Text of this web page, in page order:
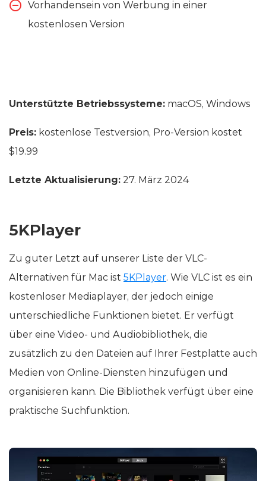
Vorhandensein von Werbung in einer
kostenlosen Version
Unterstützte Betriebssysteme: macOS, Windows
Preis: kostenlose Testversion, Pro-Version kostet
$19.99
Letzte Aktualisierung: 27. März 2024
5KPlayer
Zu guter Letzt auf unserer Liste der VLC-
Alternativen für Mac ist 5KPlayer. Wie VLC ist es ein
kostenloser Mediaplayer, der jedoch einige
unterschiedliche Funktionen bietet. Er verfügt
über eine Video- und Audiobibliothek, die
zusätzlich zu den Dateien auf Ihrer Festplatte auch
Medien von Online-Diensten hinzufügen und
organisieren kann. Die Bibliothek verfügt über eine
praktische Suchfunktion.